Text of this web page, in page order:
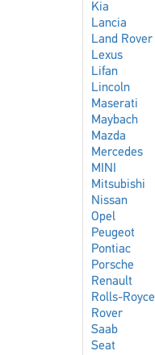
Kia
Lancia
Land Rover
Lexus
Lifan
Lincoln
Maserati
Maybach
Mazda
Mercedes
MINI
Mitsubishi
Nissan
Opel
Peugeot
Pontiac
Porsche
Renault
Rolls-Royce
Rover
Saab
Seat